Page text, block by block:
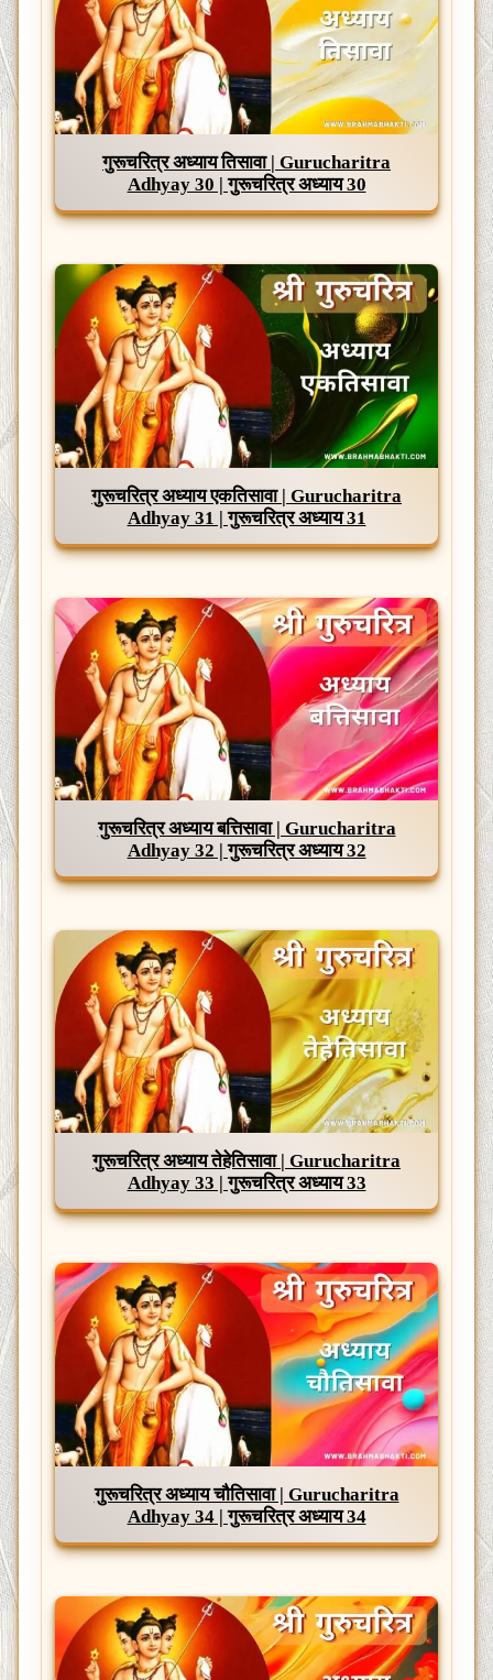
गुरूचरित्र अध्याय तिसावा | Gurucharitra
Adhyay 30 | गुरूचरित्र अध्याय 30
गुरूचरित्र अध्याय एकतिसावा | Gurucharitra
Adhyay 31 | गुरूचरित्र अध्याय 31
गुरूचरित्र अध्याय बत्तिसावा | Gurucharitra
Adhyay 32 | गुरूचरित्र अध्याय 32
गुरूचरित्र अध्याय तेहेतिसावा | Gurucharitra
Adhyay 33 | गुरूचरित्र अध्याय 33
गुरूचरित्र अध्याय चौतिसावा | Gurucharitra
Adhyay 34 | गुरूचरित्र अध्याय 34